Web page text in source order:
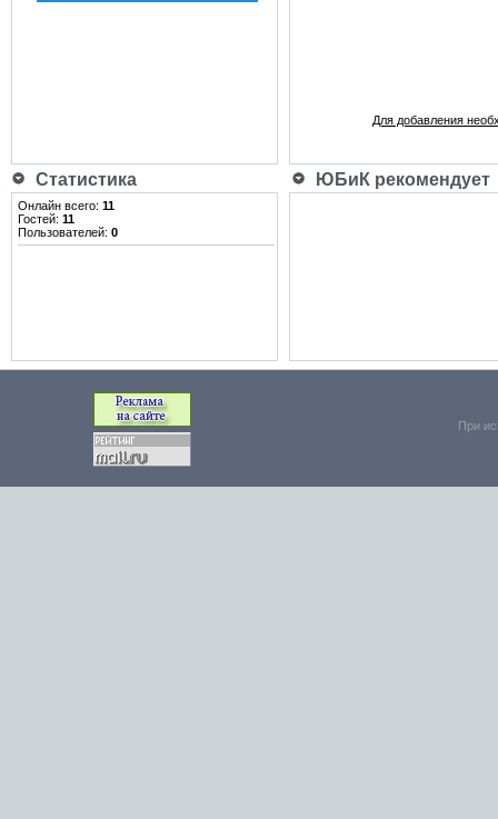
Для добавления
Статистика ЮБиК рекомендует
Онлайн всего: 11
Гостей: 11
Пользователей: 0
При